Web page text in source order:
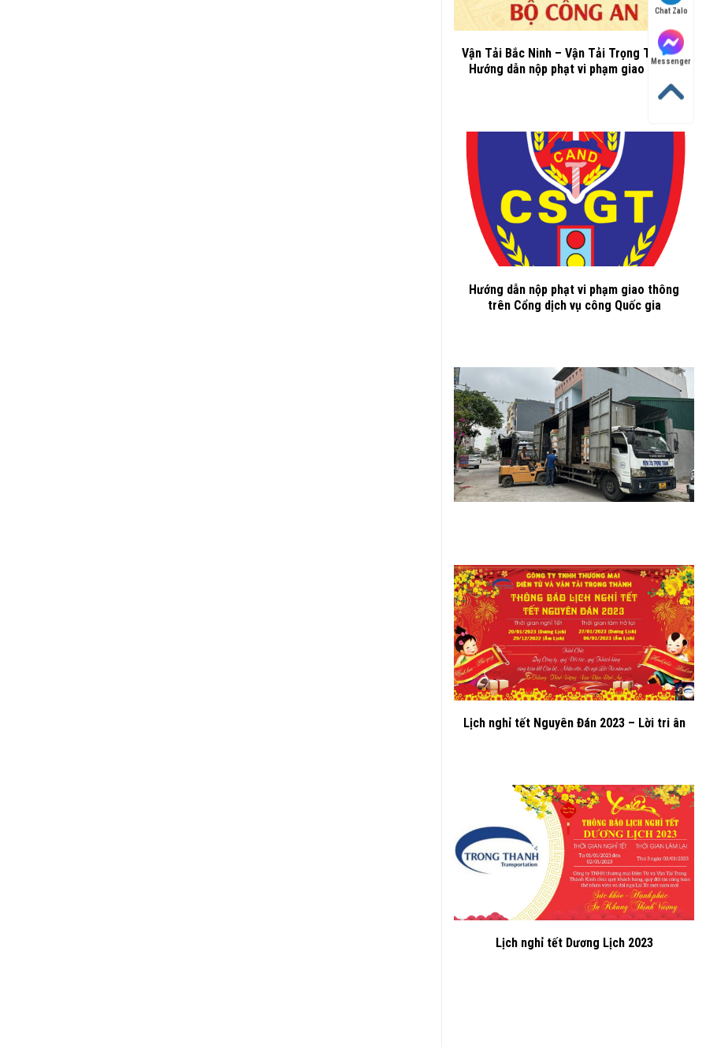
Vận Tải Bắc Ninh – Vận Tải Trọng Thành –
Hướng dẫn nộp phạt vi phạm giao thông
Hướng dẫn nộp phạt vi phạm giao thông
trên Cổng dịch vụ công Quốc gia
Lịch nghỉ tết Nguyên Đán 2023 – Lời tri ân
Lịch nghỉ tết Dương Lịch 2023
Chat Zalo
Messenger